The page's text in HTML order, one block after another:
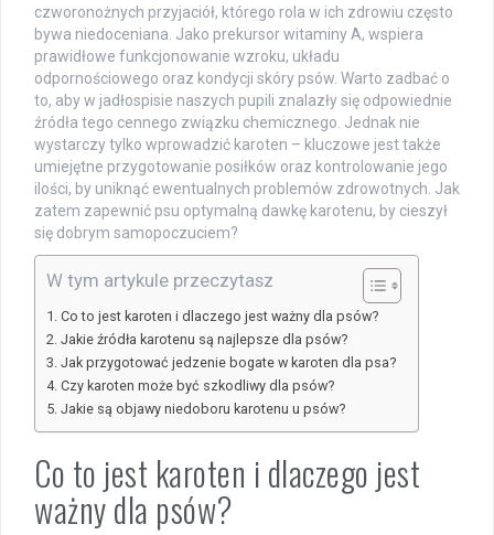
czworonożnych przyjaciół, którego rola w ich zdrowiu często
bywa niedoceniana. Jako prekursor witaminy A, wspiera
prawidłowe funkcjonowanie wzroku, układu
odpornościowego oraz kondycji skóry psów. Warto zadbać o
to, aby w jadłospisie naszych pupili znalazły się odpowiednie
źródła tego cennego związku chemicznego. Jednak nie
wystarczy tylko wprowadzić karoten – kluczowe jest także
umiejętne przygotowanie posiłków oraz kontrolowanie jego
ilości, by uniknąć ewentualnych problemów zdrowotnych. Jak
zatem zapewnić psu optymalną dawkę karotenu, by cieszył
się dobrym samopoczuciem?
W tym artykule przeczytasz
Co to jest karoten i dlaczego jest ważny dla psów?
Jakie źródła karotenu są najlepsze dla psów?
Jak przygotować jedzenie bogate w karoten dla psa?
Czy karoten może być szkodliwy dla psów?
Jakie są objawy niedoboru karotenu u psów?
Co to jest karoten i dlaczego jest
ważny dla psów?